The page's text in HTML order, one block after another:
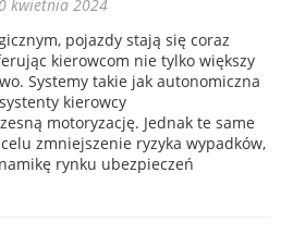
kwietnia 2024
pojazdy stają się coraz
kierowcom nie tylko większy
Systemy takie jak autonomiczna
kierowcy
motoryzację. Jednak te same
zmniejszenie ryzyka wypadków,
rynku ubezpieczeń